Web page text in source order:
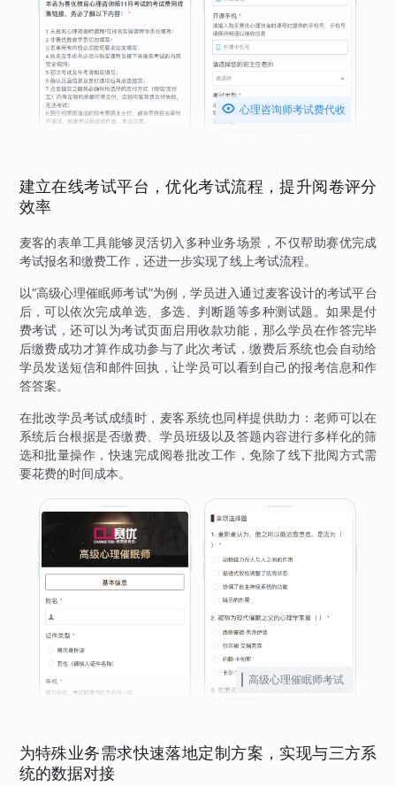
 心理咨询师考试费代收
建立在线考试平台，优化考试流程，提升阅卷评分
效率
麦客的表单工具能够灵活切入多种业务场景，不仅帮助赛优完成
考试报名和缴费工作，还进一步实现了线上考试流程。
以“高级心理催眠师考试”为例，学员进入通过麦客设计的考试平台
后，可以依次完成单选、多选、判断题等多种测试题。如果是付
费考试，还可以为考试页面启用收款功能，那么学员在作答完毕
后缴费成功才算作成功参与了此次考试，缴费后系统也会自动给
学员发送短信和邮件回执，让学员可以看到自己的报考信息和作
答答案。
在批改学员考试成绩时，麦客系统也同样提供助力：老师可以在
系统后台根据是否缴费、学员班级以及答题内容进行多样化的筛
选和批量操作，快速完成阅卷批改工作，免除了线下批阅方式需
要花费的时间成本。
高级心理催眠师考试
为特殊业务需求快速落地定制方案，实现与三方系
统的数据对接